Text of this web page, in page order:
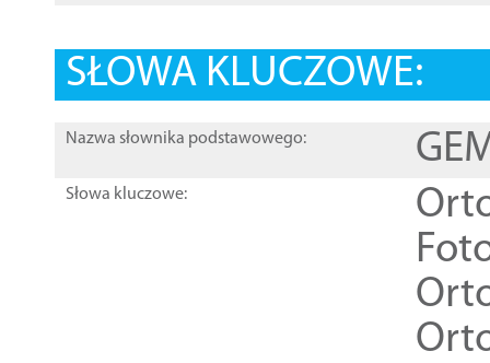
SŁOWA KLUCZOWE:
Nazwa słownika podstawowego:
Słowa kluczowe: